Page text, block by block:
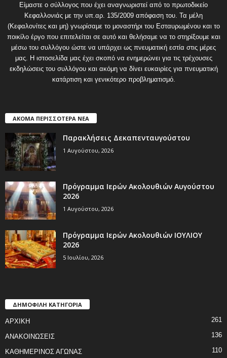
Είμαστε ο σύλλογος που έχει αναγνωριστεί από το πρωτοδικείο
Κεφαλλονιάς με την υπ.αρ. 135/2009 απόφαση του. Τα μέλη
(Κεφαλονίτες και μη) γνωρίσαμε το μοναστήρι του Εσταυρωμένου και το
ποικίλο έργο που επιτελείται σε αυτό και θελήσαμε να το στηρίξουμε και
μέσω του συλλόγου ώστε να υπάρχει ως πνευματική εστία στις μέρες
μας. Η ιστοσελίδα μας έχει σκοπό να ενημερώνει για τις τρέχουσες
εκδηλώσεις του συλλόγου και ακόμη να δίνει ευκαιρίες για πνευματική
κατάρτιση και γενικότερο προβληματισμό.
ΑΚΟΜΑ ΠΕΡΙΣΣΟΤΕΡΑ ΝΕΑ
Παρακλήσεις Δεκαπενταυγούστου
1 Αυγούστου, 2026
Πρόγραμμα Ιερών Ακολουθιών Αυγούστου
2026
1 Αυγούστου, 2026
Πρόγραμμα Ιερών Ακολουθιών ΙΟΥΛΙΟΥ
2026
5 Ιουλίου, 2026
ΔΗΜΟΦΙΛΗ ΚΑΤΗΓΟΡΙΑ
ΑΡΧΙΚΗ 261
ΑΝΑΚΟΙΝΩΣΕΙΣ 136
ΚΑΘΗΜΕΡΙΝΟΣ ΑΓΩΝΑΣ 110